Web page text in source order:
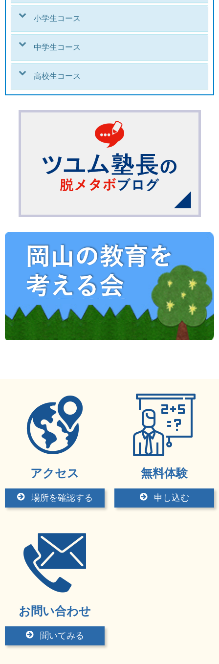
小学生コース
中学生コース
高校生コース
アクセス
場所を確認する
無料体験
申し込む
お問い合わせ
聞いてみる